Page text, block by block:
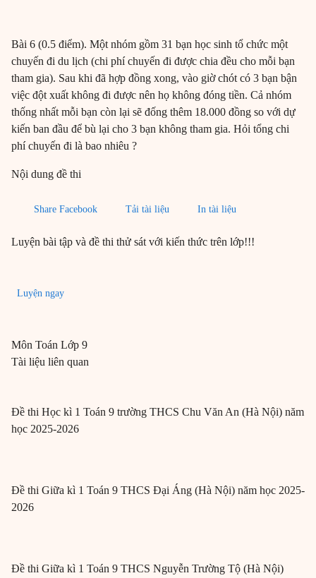
Bài 6 (0.5 điểm). Một nhóm gồm 31 bạn học sinh tổ chức một
chuyến đi du lịch (chi phí chuyến đi được chia đều cho mỗi bạn
tham gia). Sau khi đã hợp đồng xong, vào giờ chót có 3 bạn bận
việc đột xuất không đi được nên họ không đóng tiền. Cả nhóm
thống nhất mỗi bạn còn lại sẽ đống thêm 18.000 đồng so với dự
kiến ban đầu để bù lại cho 3 bạn không tham gia. Hỏi tổng chi
phí chuyến đi là bao nhiêu ?
Nội dung đề thi
Share Facebook Tải tài liệu In tài liệu
Luyện bài tập và đề thi thử sát với kiến thức trên lớp!!!
Luyện ngay
Môn Toán Lớp 9
Tài liệu liên quan
Đề thi Học kì 1 Toán 9 trường THCS Chu Văn An (Hà Nội) năm
học 2025-2026
Đề thi Giữa kì 1 Toán 9 THCS Đại Áng (Hà Nội) năm học 2025-
2026
Đề thi Giữa kì 1 Toán 9 THCS Nguyễn Trường Tộ (Hà Nội)